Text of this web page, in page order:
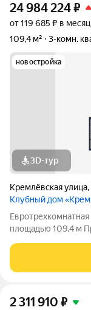
24 984 224₽
от 119 685 ₽ в месяц
109,4 м²
3-комн.
новостройка
3D-тур
Кремлёвская улица,
Клубный дом
площадью 109,4 м
паркинг на 53
work-out и business
2 311 910 ₽